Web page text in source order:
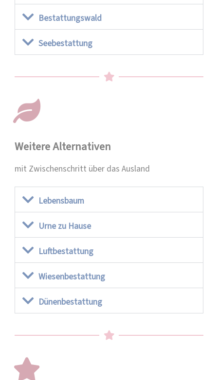
Bestattungswald
Seebestattung
Weitere Alternativen
mit Zwischenschritt über das Ausland
Lebensbaum
Urne zu Hause
Luftbestattung
Wiesenbestattung
Dünenbestattung